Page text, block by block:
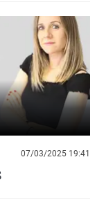
07/03/2025 19:41